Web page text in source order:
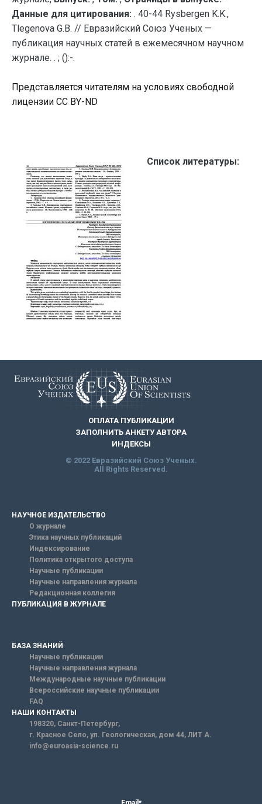
Данные для цитирования: . 40-44 Rysbergen K.K.,
Tlegenova G.B. // Евразийский Союз Ученых —
публикация научных статей в ежемесячном научном
журнале. . ; ():-.
Представляется читателям на условиях свободной
лицензии CC BY-ND
Список литературы:
ОПЛАТА ПУБЛИКАЦИИ
ЗАПОЛНИТЬ АНКЕТУ АВТОРА
ИНДЕКСЫ
© 2022 Евразийский Союз Ученых.
All Rights Reserved.
НАУЧНОЕ ИЗДАТЕЛЬСТВО
О журнале
Этика научных публикаций
Индексирование
Политика открытого доступа
Научные публикации
Научные направления журнала
Редакционная коллегия
ПУБЛИКАЦИЯ В ЖУРНАЛЕ
БАЗА ЗНАНИЙ
Научные публикации
Научные направления журнала
Международные научные публикации
Всероссийские научные публикации
FAQ
НАШИ КОНТАКТЫ
198320, Санкт-Петербург,
г. Красное Село, ул. Геологическая, дом 44, ЛИТ А.
info@euroasia-science.ru